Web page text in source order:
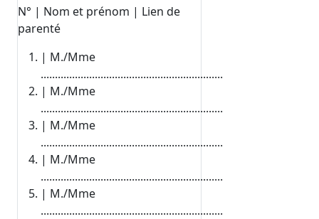
N° | Nom et prénom | Lien de
parenté
| M./Mme
................................................................
| M./Mme
................................................................
| M./Mme
................................................................
| M./Mme
................................................................
| M./Mme
................................................................